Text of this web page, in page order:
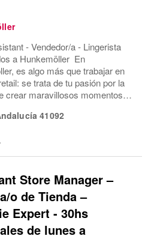
- Vendedor/a - Lingerista
a Hunkemöller En
es algo más que trabajar en
se trata de tu pasión por la
crear maravillosos momentos
un entorno de trabajo
41092
Store Manager –
o de Tienda –
Expert - 30hs
de lunes a